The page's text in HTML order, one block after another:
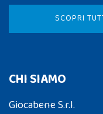
SCOPRI
CHI SIAMO
Giocabene S.r.l.